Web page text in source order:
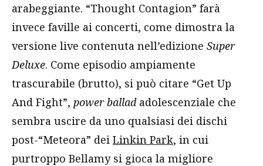
arabeggiante. “Thought Contagion” farà
invece faville ai concerti, come dimostra la
versione live contenuta nell’edizione Super
Deluxe. Come episodio ampiamente
trascurabile (brutto), si può citare “Get Up
And Fight”, power balladadolescenziale che
sembra uscire da uno qualsiasi dei dischi
post-“Meteora” dei Linkin Park, in cui
purtroppo Bellamy si gioca la migliore